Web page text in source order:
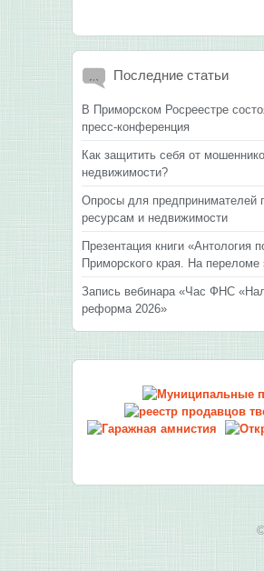
Последниестатьи
В Приморском Росреестре
пресс-конференция
Как защитить себя от
недвижимости?
Опросы для предпринимателей
ресурсам и недвижимости
Презентация книги «Антология
Приморского края. На переломе
Запись вебинара «Час ФНС
реформа 2026»